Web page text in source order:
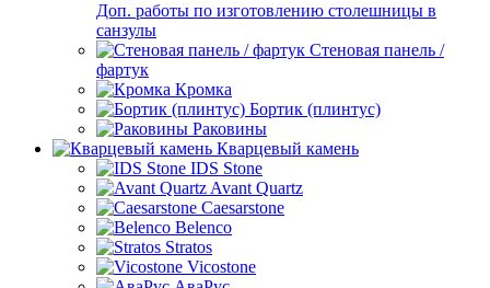
Доп. работы по изготовлению столешницы в
санзулы
Стеновая панель /
фартук
Кромка
Бортик (плинтус)
Раковины
Кварцевый камень
IDS Stone
Avant Quartz
Caesarstone
Belenco
Stratos
Vicostone